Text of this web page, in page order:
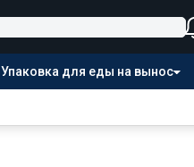
Упаковка для еды на вынос